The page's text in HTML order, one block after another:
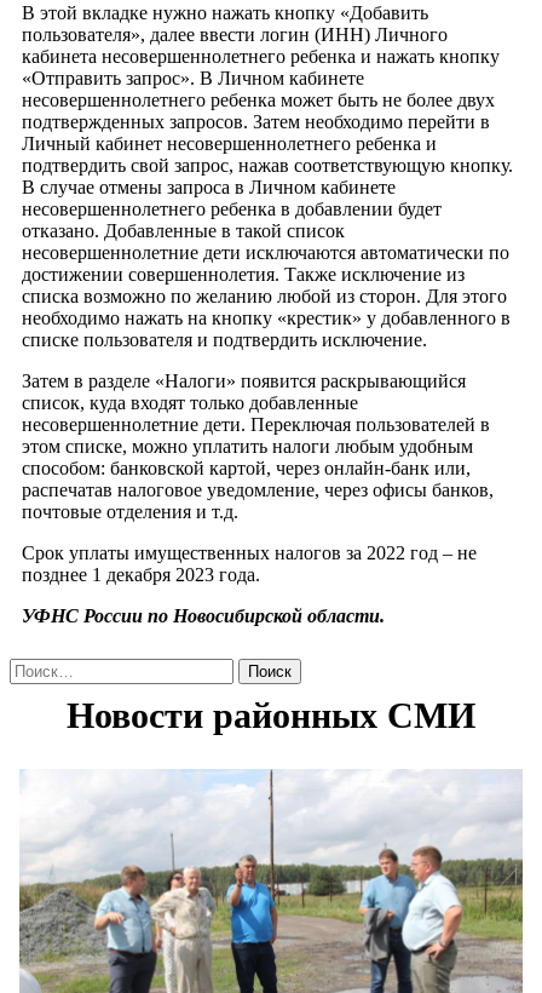
В этой вкладке нужно нажать кнопку «Добавить
пользователя», далее ввести логин (ИНН) Личного
кабинета несовершеннолетнего ребенка и нажать кнопку
«Отправить запрос». В Личном кабинете
несовершеннолетнего ребенка может быть не более двух
подтвержденных запросов. Затем необходимо перейти в
Личный кабинет несовершеннолетнего ребенка и
подтвердить свой запрос, нажав соответствующую кнопку.
В случае отмены запроса в Личном кабинете
несовершеннолетнего ребенка в добавлении будет
отказано. Добавленные в такой список
несовершеннолетние дети исключаются автоматически по
достижении совершеннолетия. Также исключение из
списка возможно по желанию любой из сторон. Для этого
необходимо нажать на кнопку «крестик» у добавленного в
списке пользователя и подтвердить исключение.
Затем в разделе «Налоги» появится раскрывающийся
список, куда входят только добавленные
несовершеннолетние дети. Переключая пользователей в
этом списке, можно уплатить налоги любым удобным
способом: банковской картой, через онлайн-банк или,
распечатав налоговое уведомление, через офисы банков,
почтовые отделения и т.д.
Срок уплаты имущественных налогов за 2022 год – не
позднее 1 декабря 2023 года.
УФНС России по Новосибирской области.
Найти: